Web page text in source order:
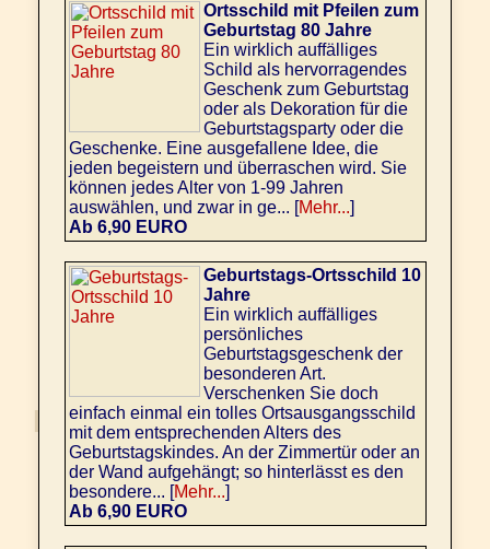
Ortsschild mit Pfeilen zum
Geburtstag 80 Jahre
Ein wirklich auffälliges
Schild als hervorragendes
Geschenk zum Geburtstag
oder als Dekoration für die
Geburtstagsparty oder die
Geschenke. Eine ausgefallene Idee, die
jeden begeistern und überraschen wird. Sie
können jedes Alter von 1-99 Jahren
auswählen, und zwar in ge... [Mehr...]
Ab 6,90 EURO
Geburtstags-Ortsschild 10
Jahre
Ein wirklich auffälliges
persönliches
Geburtstagsgeschenk der
besonderen Art.
Verschenken Sie doch
einfach einmal ein tolles Ortsausgangsschild
mit dem entsprechenden Alters des
Geburtstagskindes. An der Zimmertür oder an
der Wand aufgehängt; so hinterlässt es den
besondere... [Mehr...]
Ab 6,90 EURO